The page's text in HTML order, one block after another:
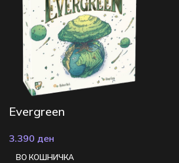
Evergreen
3.390 ден
ВО КОШНИЧКА